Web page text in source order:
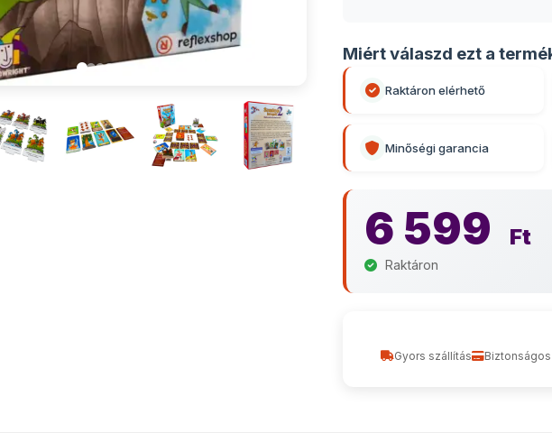
Miért válaszd ezt a
Raktáron elérhető
Minőségi garancia
6 599 Ft
Raktáron
Gyors szállítás